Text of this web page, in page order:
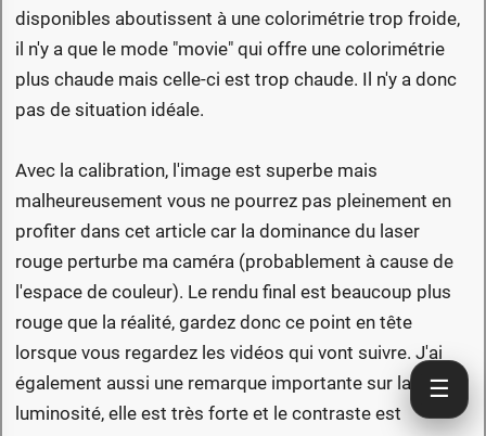
disponibles aboutissent à une colorimétrie trop froide,
il n'y a que le mode "movie" qui offre une colorimétrie
plus chaude mais celle-ci est trop chaude. Il n'y a donc
pas de situation idéale.
Avec la calibration, l'image est superbe mais
malheureusement vous ne pourrez pas pleinement en
profiter dans cet article car la dominance du laser
rouge perturbe ma caméra (probablement à cause de
l'espace de couleur). Le rendu final est beaucoup plus
rouge que la réalité, gardez donc ce point en tête
lorsque vous regardez les vidéos qui vont suivre. J'ai
également aussi une remarque importante sur la
luminosité, elle est très forte et le contraste est
☰